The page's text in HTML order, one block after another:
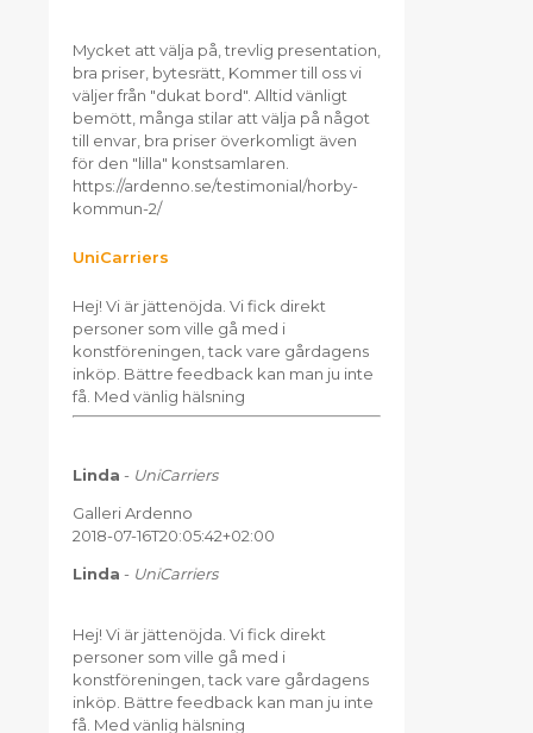
Mycket att välja på, trevlig presentation,
bra priser, bytesrätt, Kommer till oss vi
väljer från "dukat bord". Alltid vänligt
bemött, många stilar att välja på något
till envar, bra priser överkomligt även
för den "lilla" konstsamlaren.
https://ardenno.se/testimonial/horby-
kommun-2/
UniCarriers
Hej! Vi är jättenöjda. Vi fick direkt
personer som ville gå med i
konstföreningen, tack vare gårdagens
inköp. Bättre feedback kan man ju inte
få. Med vänlig hälsning
Linda - UniCarriers
Galleri Ardenno
2018-07-16T20:05:42+02:00
Linda - UniCarriers
Hej! Vi är jättenöjda. Vi fick direkt
personer som ville gå med i
konstföreningen, tack vare gårdagens
inköp. Bättre feedback kan man ju inte
få. Med vänlig hälsning